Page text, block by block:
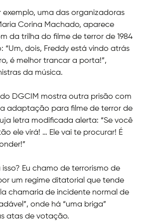
exemplo, uma das organizadoras
Corina Machado, aparece
da trilha do filme de terror de 1984
“Um, dois, Freddy está vindo atrás
é melhor trancar a porta!”,
da música.
DGCIM mostra outra prisão com
adaptação para filme de terror de
letra modificada alerta: “Se você
ele virá! … Ele vai te procurar! É
Eu chamo de terrorismo de
um regime ditatorial que tende
chamaria de incidente normal de
onde há “uma briga”
atas de votação.